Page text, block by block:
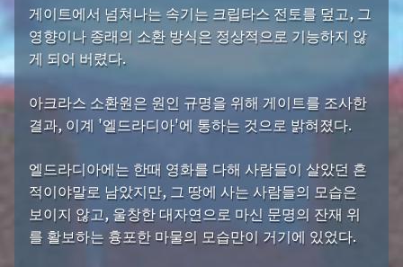
게이트에서 넘쳐나는 속기는 크립타스 전토를 덮고, 그
영향이나 종래의 소환 방식은 정상적으로 기능하지 않
게 되어 버렸다.
아크라스 소환원은 원인 규명을 위해 게이트를 조사한
결과, 이계 '엘드라디아'에 통하는 것으로 밝혀졌다.
엘드라디아에는 한때 영화를 다해 사람들이 살았던 흔
적이야말로 남았지만, 그 땅에 사는 사람들의 모습은
보이지 않고, 울창한 대자연으로 마신 문명의 잔재 위
를 활보하는 흉포한 마물의 모습만이 거기에 있었다.